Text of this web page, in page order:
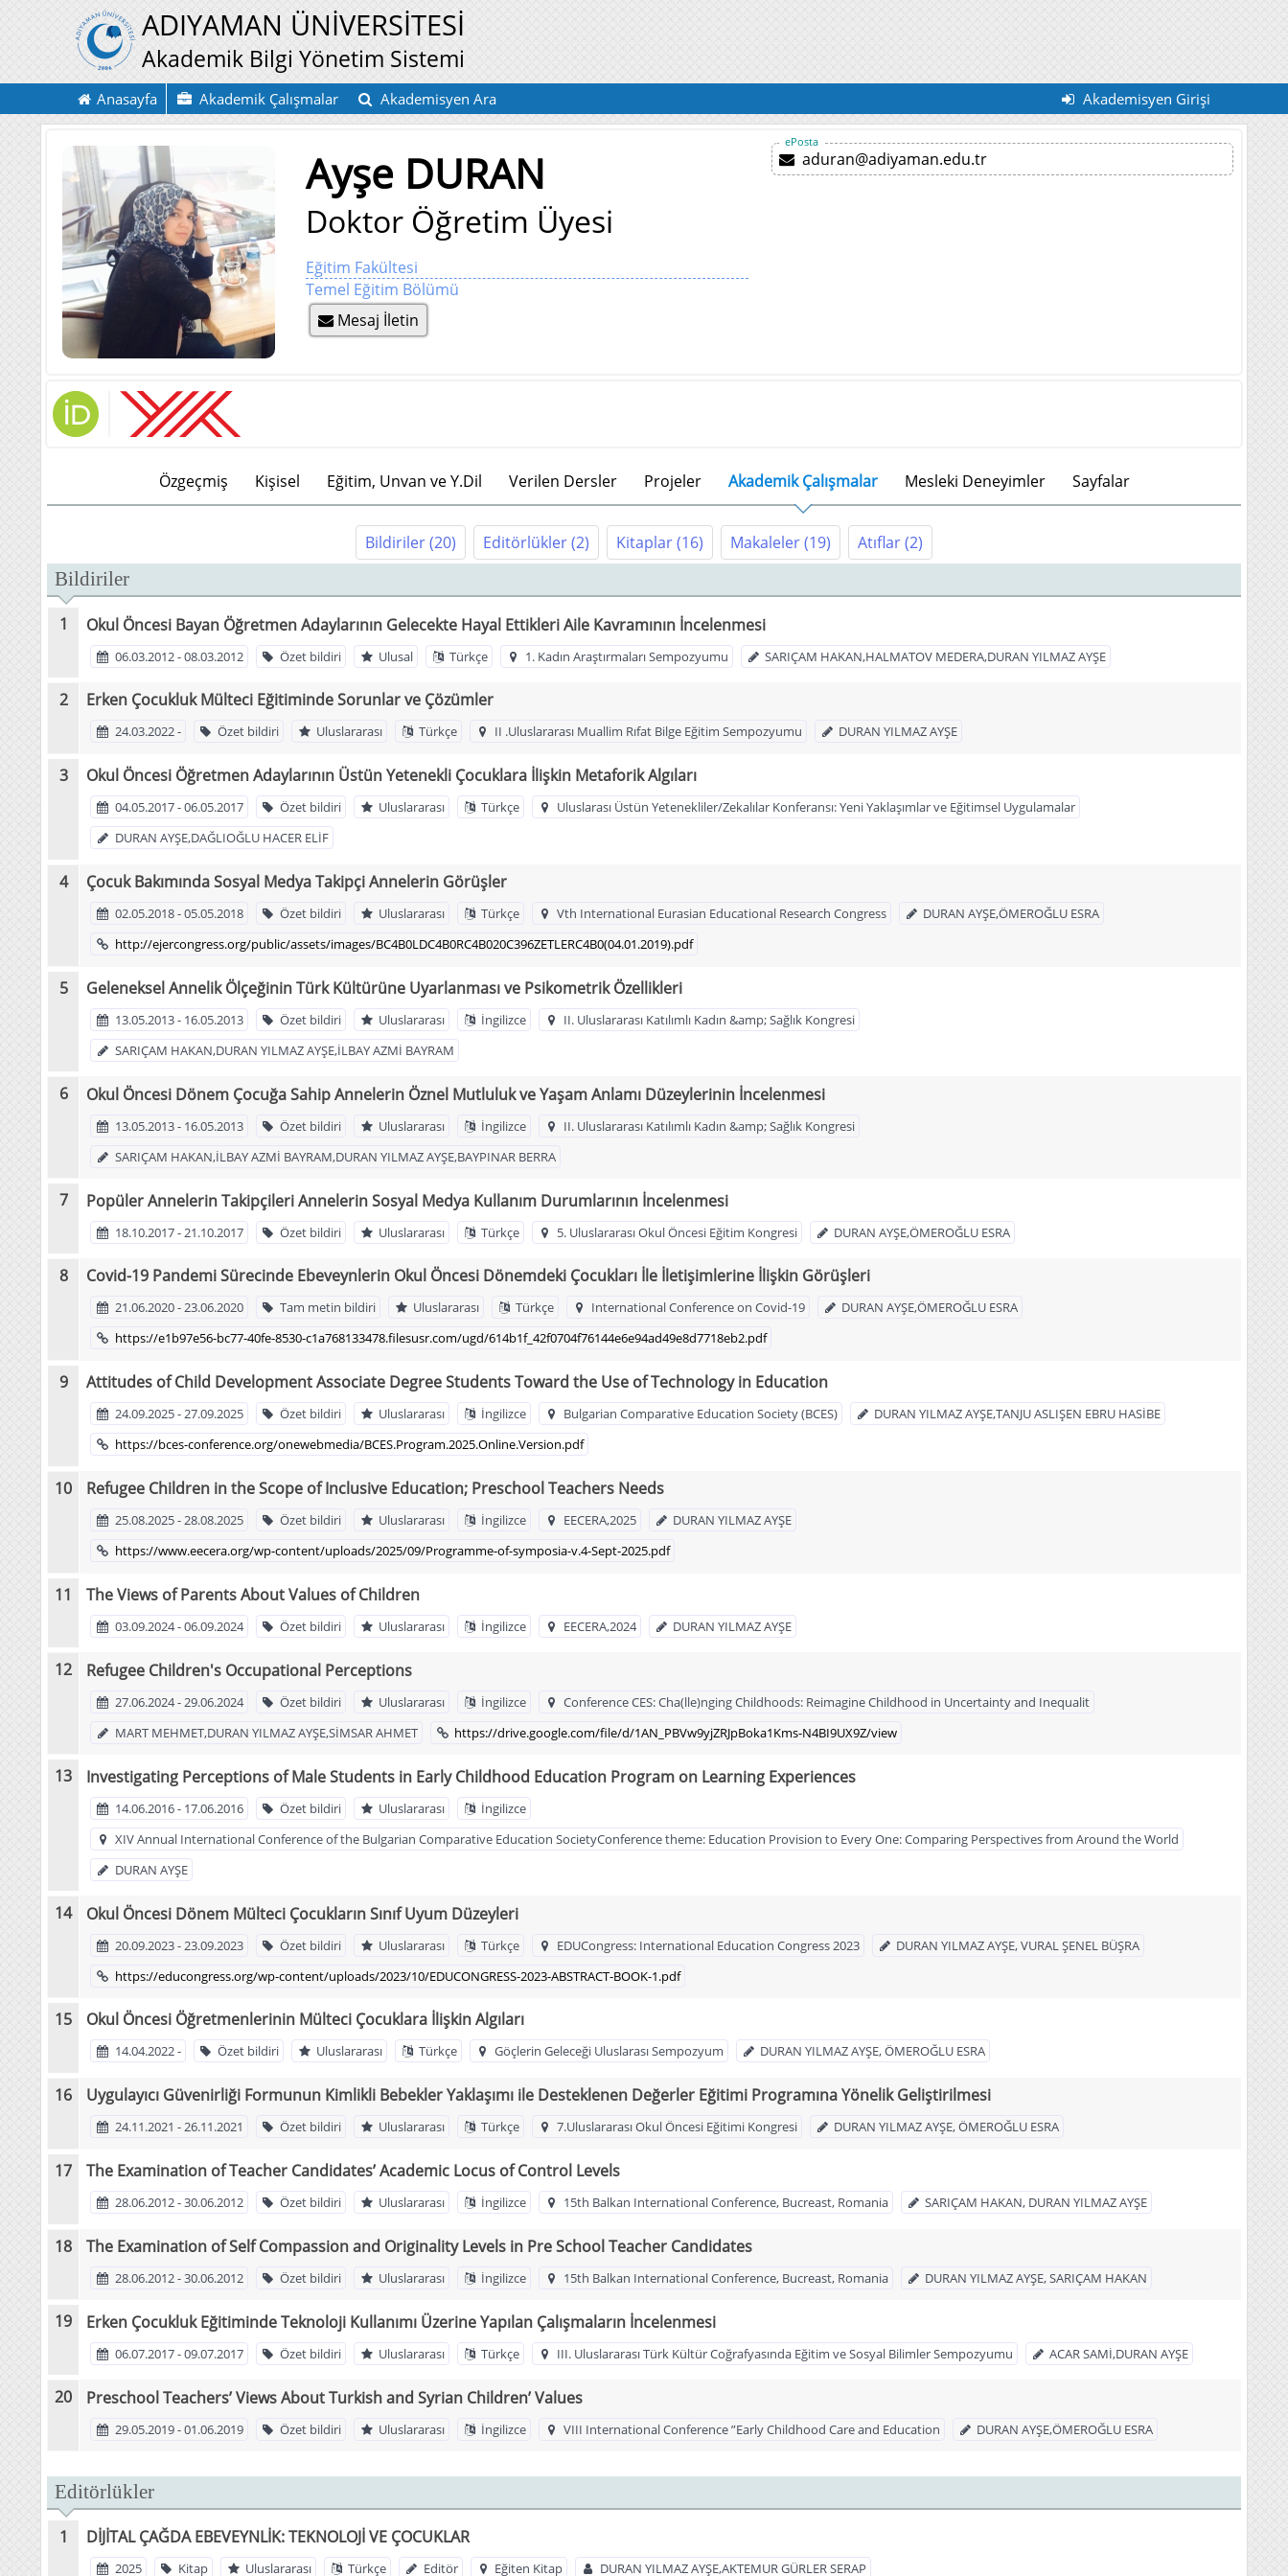
ADIYAMAN ÜNİVERSİTESİ
Akademik Bilgi Yönetim Sistemi
Anasayfa Akademik Çalışmalar Akademisyen Ara Akademisyen Girişi
Ayşe DURAN
Doktor Öğretim Üyesi
Eğitim Fakültesi
Temel Eğitim Bölümü
Mesaj İletin
ePosta
aduran@adiyaman.edu.tr
Özgeçmiş Kişisel Eğitim, Unvan ve Y.Dil Verilen Dersler Projeler Akademik Çalışmalar Mesleki Deneyimler Sayfalar
Bildiriler(20) Editörlükler(2) Kitaplar(16) Makaleler(19) Atıflar(2)
Bildiriler
Okul Öncesi Bayan Öğretmen Adaylarının Gelecekte Hayal Ettikleri Aile Kavramının İncelenmesi
06.03.2012 - 08.03.2012 Özet bildiri Ulusal Türkçe 1. Kadın Araştırmaları Sempozyumu SARIÇAM HAKAN,HALMATOV MEDERA,DURAN YILMAZ AYŞE
Erken Çocukluk Mülteci Eğitiminde Sorunlar ve Çözümler
24.03.2022 - Özet bildiri Uluslararası Türkçe II .Uluslararası Muallim Rıfat Bilge Eğitim Sempozyumu DURAN YILMAZ AYŞE
Okul Öncesi Öğretmen Adaylarının Üstün Yetenekli Çocuklara İlişkin Metaforik Algıları
04.05.2017 - 06.05.2017 Özet bildiri Uluslararası Türkçe
Uluslarası Üstün Yetenekliler/Zekalılar Konferansı: Yeni Yaklaşımlar ve Eğitimsel Uygulamalar
DURAN AYŞE,DAĞLIOĞLU HACER ELİF
Çocuk Bakımında Sosyal Medya Takipçi Annelerin Görüşler
02.05.2018 - 05.05.2018 Özet bildiri Uluslararası Türkçe Vth International Eurasian Educational Research Congress
DURAN AYŞE,ÖMEROĞLU ESRA
http://ejercongress.org/public/assets/images/BC4B0LDC4B0RC4B020C396ZETLERC4B0(04.01.2019).pdf
Geleneksel Annelik Ölçeğinin Türk Kültürüne Uyarlanması ve Psikometrik Özellikleri
13.05.2013 - 16.05.2013 Özet bildiri Uluslararası İngilizce
II. Uluslararası Katılımlı Kadın &amp; Sağlık Kongresi
SARIÇAM HAKAN,DURAN YILMAZ AYŞE,İLBAY AZMİ BAYRAM
Okul Öncesi Dönem Çocuğa Sahip Annelerin Öznel Mutluluk ve Yaşam Anlamı Düzeylerinin İncelenmesi
13.05.2013 - 16.05.2013 Özet bildiri Uluslararası İngilizce
II. Uluslararası Katılımlı Kadın &amp; Sağlık Kongresi
SARIÇAM HAKAN,İLBAY AZMİ BAYRAM,DURAN YILMAZ AYŞE,BAYPINAR BERRA
Popüler Annelerin Takipçileri Annelerin Sosyal Medya Kullanım Durumlarının İncelenmesi
18.10.2017 - 21.10.2017 Özet bildiri Uluslararası Türkçe 5. Uluslararası Okul Öncesi Eğitim Kongresi DURAN AYŞE,ÖMEROĞLU ESRA
Covid-19 Pandemi Sürecinde Ebeveynlerin Okul Öncesi Dönemdeki Çocukları İle İletişimlerine İlişkin Görüşleri
21.06.2020 - 23.06.2020 Tam metin bildiri Uluslararası Türkçe International Conference on Covid-19
DURAN AYŞE,ÖMEROĞLU ESRA
https://e1b97e56-bc77-40fe-8530-c1a768133478.filesusr.com/ugd/614b1f_42f0704f76144e6e94ad49e8d7718eb2.pdf
Attitudes of Child Development Associate Degree Students Toward the Use of Technology in Education
24.09.2025 - 27.09.2025 Özet bildiri Uluslararası İngilizce Bulgarian Comparative Education Society (BCES)
DURAN YILMAZ AYŞE,TANJU ASLIŞEN EBRU HASİBE
https://bces-conference.org/onewebmedia/BCES.Program.2025.Online.Version.pdf
Refugee Children in the Scope of Inclusive Education; Preschool Teachers Needs
25.08.2025 - 28.08.2025 Özet bildiri Uluslararası İngilizce EECERA,2025
DURAN YILMAZ AYŞE
https://www.eecera.org/wp-content/uploads/2025/09/Programme-of-symposia-v.4-Sept-2025.pdf
The Views of Parents About Values of Children
03.09.2024 - 06.09.2024 Özet bildiri Uluslararası İngilizce EECERA,2024 DURAN YILMAZ AYŞE
Refugee Children's Occupational Perceptions
27.06.2024 - 29.06.2024 Özet bildiri Uluslararası İngilizce
Conference CES: Cha(lle)nging Childhoods: Reimagine Childhood in Uncertainty and Inequalit
MART MEHMET,DURAN YILMAZ AYŞE,SİMSAR AHMET
https://drive.google.com/file/d/1AN_PBVw9yjZRJpBoka1Kms-N4BI9UX9Z/view
Investigating Perceptions of Male Students in Early Childhood Education Program on Learning Experiences
14.06.2016 - 17.06.2016 Özet bildiri Uluslararası
İngilizce
XIV Annual International Conference of the Bulgarian Comparative Education SocietyConference theme: Education Provision to Every One: Comparing Perspectives from Around the World
DURAN AYŞE
Okul Öncesi Dönem Mülteci Çocukların Sınıf Uyum Düzeyleri
20.09.2023 - 23.09.2023 Özet bildiri Uluslararası Türkçe EDUCongress: International Education Congress 2023
DURAN YILMAZ AYŞE, VURAL ŞENEL BÜŞRA
https://educongress.org/wp-content/uploads/2023/10/EDUCONGRESS-2023-ABSTRACT-BOOK-1.pdf
Okul Öncesi Öğretmenlerinin Mülteci Çocuklara İlişkin Algıları
14.04.2022 - Özet bildiri Uluslararası Türkçe Göçlerin Geleceği Uluslarası Sempozyum DURAN YILMAZ AYŞE, ÖMEROĞLU ESRA
Uygulayıcı Güvenirliği Formunun Kimlikli Bebekler Yaklaşımı ile Desteklenen Değerler Eğitimi Programına Yönelik Geliştirilmesi
24.11.2021 - 26.11.2021 Özet bildiri Uluslararası Türkçe 7.Uluslararası Okul Öncesi Eğitimi Kongresi DURAN YILMAZ AYŞE, ÖMEROĞLU ESRA
The Examination of Teacher Candidates’ Academic Locus of Control Levels
28.06.2012 - 30.06.2012 Özet bildiri Uluslararası İngilizce 15th Balkan International Conference, Bucreast, Romania SARIÇAM HAKAN, DURAN YILMAZ AYŞE
The Examination of Self Compassion and Originality Levels in Pre School Teacher Candidates
28.06.2012 - 30.06.2012 Özet bildiri Uluslararası İngilizce 15th Balkan International Conference, Bucreast, Romania DURAN YILMAZ AYŞE, SARIÇAM HAKAN
Erken Çocukluk Eğitiminde Teknoloji Kullanımı Üzerine Yapılan Çalışmaların İncelenmesi
06.07.2017 - 09.07.2017 Özet bildiri Uluslararası Türkçe III. Uluslararası Türk Kültür Coğrafyasında Eğitim ve Sosyal Bilimler Sempozyumu ACAR SAMİ,DURAN AYŞE
Preschool Teachers’ Views About Turkish and Syrian Children’ Values
29.05.2019 - 01.06.2019 Özet bildiri Uluslararası İngilizce VIII International Conference ”Early Childhood Care and Education DURAN AYŞE,ÖMEROĞLU ESRA
Editörlükler
DİJİTAL ÇAĞDA EBEVEYNLİK: TEKNOLOJİ VE ÇOCUKLAR
2025 Kitap Uluslararası Türkçe Editör Eğiten Kitap DURAN YILMAZ AYŞE,AKTEMUR GÜRLER SERAP